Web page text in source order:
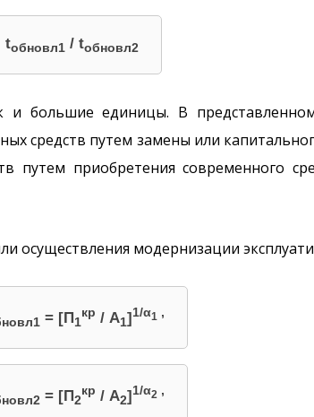
tобновл1 / tобновл2
большие единицы. В
средств путем замены или
путем приобретения современного
осуществления модернизации
= [П1
кр / A1]1/α1 ,
= [П2
кр / A2]1/α2 ,